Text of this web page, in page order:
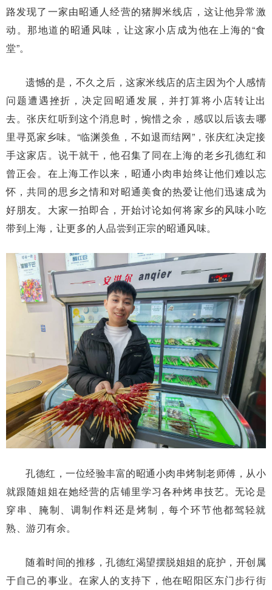
路发现了一家由昭通人经营的猪脚米线店，这让他异常激
动。那地道的昭通风味，让这家小店成为他在上海的“食
堂”。
遗憾的是，不久之后，这家米线店的店主因为个人感情
问题遭遇挫折，决定回昭通发展，并打算将小店转让出
去。张庆红听到这个消息时，惋惜之余，感叹以后该去哪
里寻觅家乡味。“临渊羡鱼，不如退而结网”，张庆红决定接
手这家店。说干就干，他召集了同在上海的老乡孔德红和
曾正会。在上海工作以来，昭通小肉串始终让他们难以忘
怀，共同的思乡之情和对昭通美食的热爱让他们迅速成为
好朋友。大家一拍即合，开始讨论如何将家乡的风味小吃
带到上海，让更多的人品尝到正宗的昭通风味。
孔德红，一位经验丰富的昭通小肉串烤制老师傅，从小
就跟随姐姐在她经营的店铺里学习各种烤串技艺。无论是
穿串、腌制、调制作料还是烤制，每个环节他都驾轻就
熟、游刃有余。
随着时间的推移，孔德红渴望摆脱姐姐的庇护，开创属
于自己的事业。在家人的支持下，他在昭阳区东门步行街